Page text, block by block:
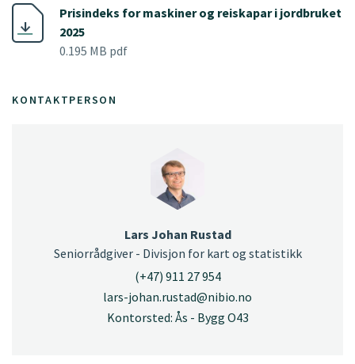
Prisindeks for maskiner og reiskapar i jordbruket
2025
0.195 MB pdf
KONTAKTPERSON
Lars Johan Rustad
Seniorrådgiver - Divisjon for kart og statistikk
(+47) 911 27 954
lars-johan.rustad@nibio.no
Kontorsted: Ås - Bygg O43